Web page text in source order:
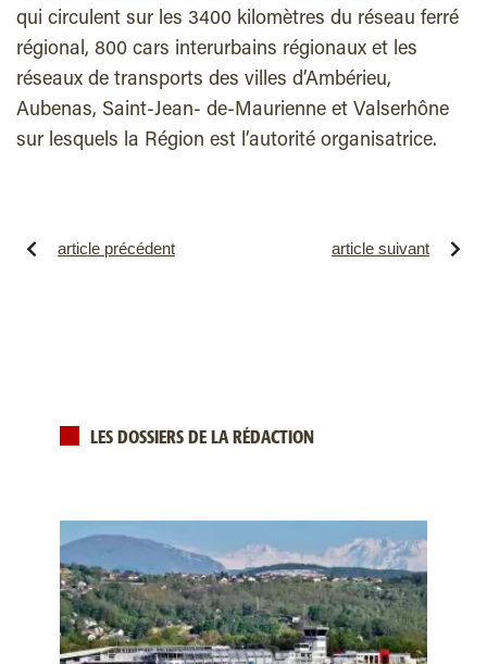
qui circulent sur les 3400 kilomètres du réseau ferré
régional, 800 cars interurbains régionaux et les
réseaux de transports des villes d’Ambérieu,
Aubenas, Saint-Jean- de-Maurienne et Valserhône
sur lesquels la Région est l’autorité organisatrice.
article précédent article suivant
LES DOSSIERS DE LA RÉDACTION